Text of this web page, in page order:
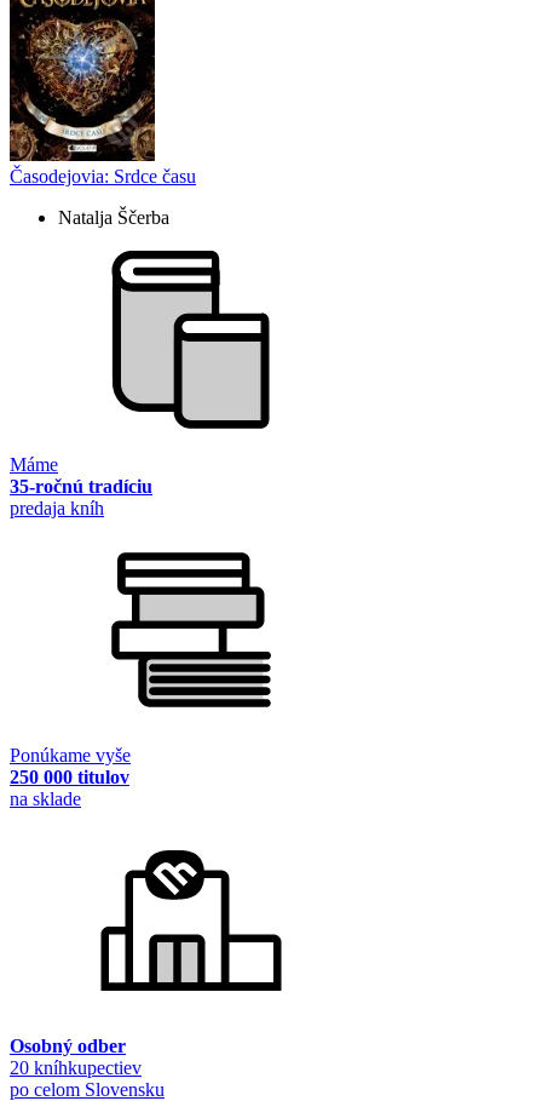
Časodejovia: Srdce času
Natalja Ščerba
Máme
35-ročnú tradíciu
predaja kníh
Ponúkame vyše
250 000 titulov
na sklade
Osobný odber
20 kníhkupectiev
po celom Slovensku